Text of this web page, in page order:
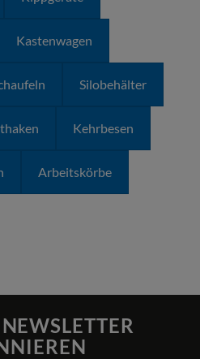
Kastenwagen
Silobehälter
Kehrbesen
Arbeitskörbe